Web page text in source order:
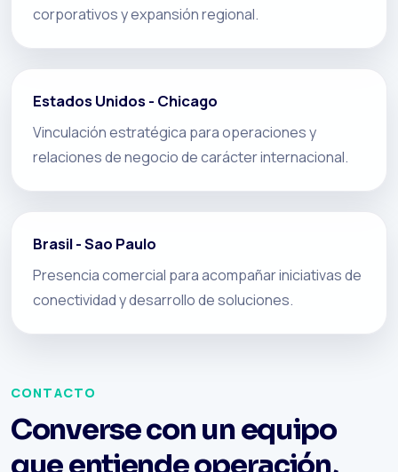
corporativos y expansión regional.
Estados Unidos - Chicago
Vinculación estratégica para operaciones y
relaciones de negocio de carácter internacional.
Brasil - Sao Paulo
Presencia comercial para acompañar iniciativas de
conectividad y desarrollo de soluciones.
CONTACTO
Converse con un equipo
que entiende operación,